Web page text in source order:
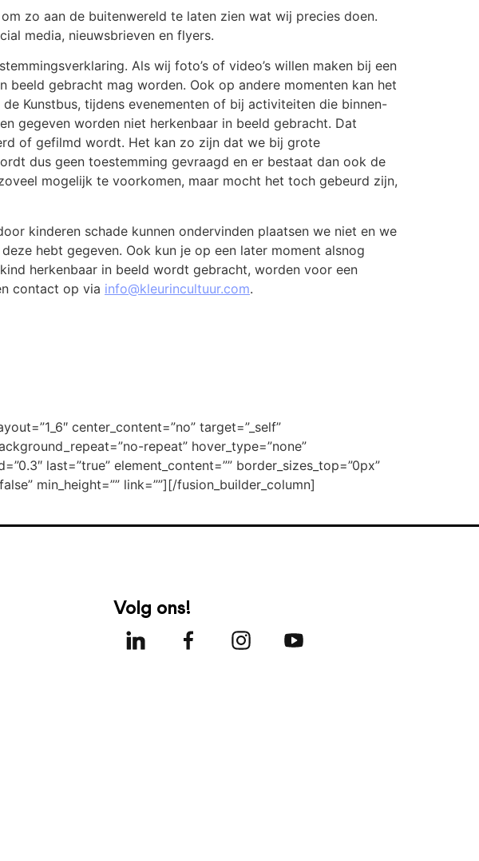
zo aan de buitenwereld te laten zien wat wij precies doen.
media, nieuwsbrieven en flyers.
Als wij foto’s of video’s willen maken bij een
gebracht mag worden. Ook op andere momenten kan het
Kunstbus, tijdens evenementen of bij activiteiten die binnen-
gegeven worden niet herkenbaar in beeld gebracht. Dat
of gefilmd wordt. Het kan zo zijn dat we bij grote
dus geen toestemming gevraagd en er bestaat dan ook de
mogelijk te voorkomen, maar mocht het toch gebeurd zijn,
kinderen schade kunnen ondervinden plaatsen we niet en we
hebt gegeven. Ook kun je op een later moment alsnog
herkenbaar in beeld wordt gebracht, worden voor een
contact op via info@kleurincultuur.com.
center_content=”no” target=”_self”
repeat” hover_type=”none”
last=”true” element_content=”” border_sizes_top=”0px”
min_height=”” link=””][/fusion_builder_column]
Volg ons!